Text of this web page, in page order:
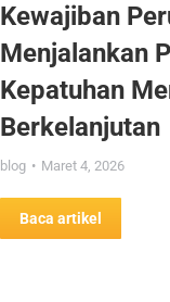
Kewajiban
Menjalankan
Kepatuhan
Berkelanjutan
blog Maret 4, 2026
Baca artikel